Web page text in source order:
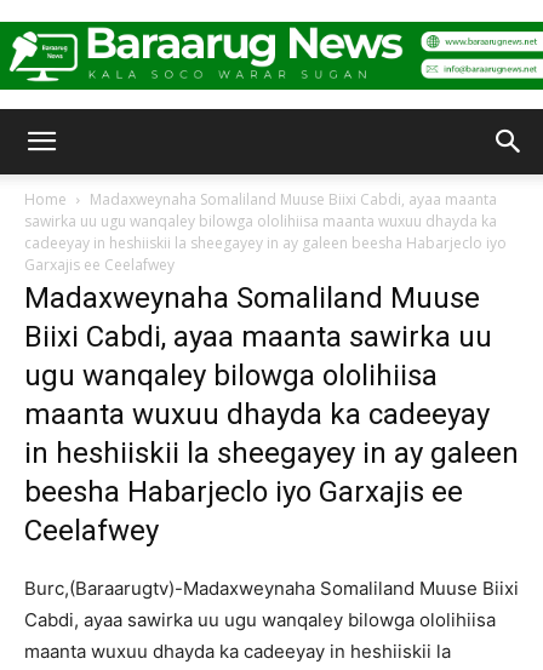
News
Home
Madaxweynaha Somaliland Muuse Biixi Cabdi, ayaa maanta
sawirka uu ugu wanqaley bilowga ololihiisa maanta wuxuu dhayda ka
cadeeyay in heshiiskii la sheegayey in ay galeen beesha Habarjeclo iyo
Garxajis ee Ceelafwey
Madaxweynaha Somaliland Muuse
Biixi Cabdi, ayaa maanta sawirka uu
ugu wanqaley bilowga ololihiisa
maanta wuxuu dhayda ka cadeeyay
in heshiiskii la sheegayey in ay galeen
beesha Habarjeclo iyo Garxajis ee
Ceelafwey
Burc,(Baraarugtv)-Madaxweynaha Somaliland Muuse Biixi
Cabdi, ayaa sawirka uu ugu wanqaley bilowga ololihiisa
maanta wuxuu dhayda ka cadeeyay in heshiiskii la